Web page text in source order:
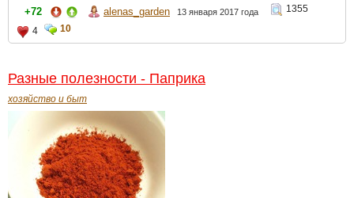
+72 alenas_garden 13 января 2017 года
1355
4
10
Разные полезности - Паприка
хозяйство и быт